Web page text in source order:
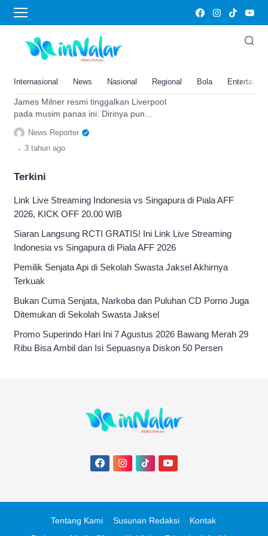
Internasional News Nasional Regional Bola
Liga Primer
Resmi Tinggalkan Liverpool,
James Milner Masih Tampil di
Bersama Brighton
James Milner resmi tinggalkan Liverpool
pada musim panas ini. Dirinya pun
bergabung dengan Brighton yang akan
bermain di Eropa musim depan.
News Reporter
. 3 tahun ago
Terkini
Link Live Streaming Indonesia vs Singapura di Piala AFF
2026, KICK OFF 20.00 WIB
Siaran Langsung RCTI GRATIS! Ini Link Live Streaming
Indonesia vs Singapura di Piala AFF 2026
Pemilik Senjata Api di Sekolah Swasta Jaksel Akhirnya
Terkuak
Bukan Cuma Senjata, Narkoba dan Puluhan CD Porno Juga
Ditemukan di Sekolah Swasta Jaksel
Promo Superindo Hari Ini 7 Agustus 2026 Bawang Merah 29
Ribu Bisa Ambil dan Isi Sepuasnya Diskon 50 Persen
Tentang Kami Susunan Redaksi
Kontak